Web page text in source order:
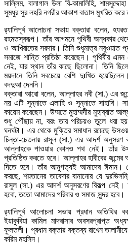
সাল্লিম, বালাগাল উলা বি-কামালিহি,
সুমধুর সুর লহরি নগরীর আকাশ বাতাস মুখরিত করে
র‌্যালিপূর্ব আলোচনা সভায় বক্তারা বলেন,
রহমতস্বরূপ। তাঁর আগমনে পৃথিবী অন্ধকার
ও আখিরাতের সরদার। তিনি শুধুমাত্র নবুওয়াত
সমাজে শান্তি প্রতিষ্ঠা করেছেন। পৃথিবীর
নেই, যার স্থান তাঁর কাছে ছিলোনা। তিনি
ময়দানে তিনি সবচেয়ে বেশি দুঃখিত
বদদুআ দেননি।
বক্তারা আরো বলেন, আল্লাহর নবী (সা.) এর
নয় এটি সুন্নাতে এলাহি ও সুন্নাতে সাহাবি।
কায়েম করেছেন। উম্মতে মুহাম্মদীর মুহাব্বাত
শুধু পৌঁছায় না, বরং তার পরিচয়ও তুলে ধরা
ঘনঘটা। এর থেকে মুক্তির সমাধান রয়েছে
চিন্তা-চেতনায় রাসূল (সা.) এর আদর্শ
আল্লাহকে পাওয়ার কোনও পথ নেই। তাঁর
প্রতিষ্ঠিত করতে হবে। আল্লাহর হাবীবের
দিতে হবে। তাঁর আনুগত্যই আমাদের ঈমান।
করছে, শয়তানের তাবেদার বানানোর যে
রাসুল (সা.) এর আদর্শ অনুসরণের বিকল্প নেই।
হবো, ততো আমাদের পরিবার ও সমাজ সুন্দর হবে।
র‌্যালিপূর্ব আলোচনা সভায় প্রধান অতিথির
ইয়াকুবিয়া কামিল মাদরাসার অবসরপ্রাপ্ত
ফুলতলী। প্রধান বক্তার বক্তব্য রাখেন
করিম মহসিন।